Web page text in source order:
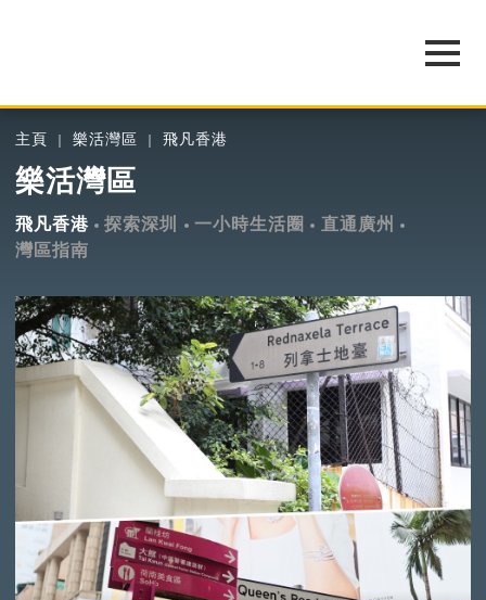
主頁 樂活灣區 飛凡香港
樂活灣區
飛凡香港 探索深圳 一小時生活圈
直通廣州
灣區指南